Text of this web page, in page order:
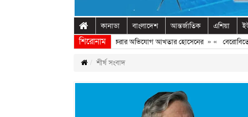
কানাডা বাংলাদেশ আন্তর্জাতিক এশিয়া
শিরোনাম
অনুষ্ঠানের প্রামাণ্যচিত্রে ইতিহাস বিকৃত করার অভিযোগ আখতার হোসেনের» «বেরোবিতে
শীর্ষ সংবাদ